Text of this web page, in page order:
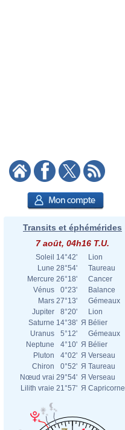
Transits et éphémérides
7 août, 04h16 T.U.
Soleil 14°42'
Lion
Lune 28°54'
Taureau
Mercure 26°18'
Cancer
Vénus
0°23'
Balance
Mars 27°13'
Gémeaux
Jupiter
8°20'
Lion
Saturne 14°38' Я Bélier
Uranus
5°12'
Gémeaux
Neptune
4°10' Я Bélier
Pluton
4°02' Я Verseau
Chiron
0°52' Я Taureau
Nœud vrai 29°54' Я Verseau
Lilith vraie 21°57' Я Capricorne